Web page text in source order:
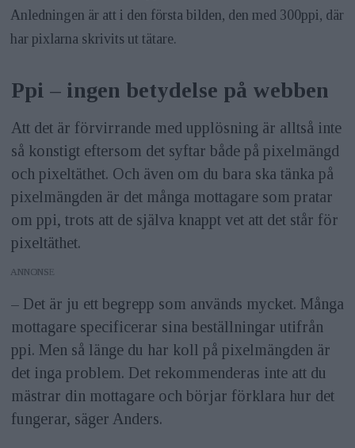
Anledningen är att i den första bilden, den med 300ppi, där
har pixlarna skrivits ut tätare.
Ppi – ingen betydelse på webben
Att det är förvirrande med upplösning är alltså inte
så konstigt eftersom det syftar både på pixelmängd
och pixeltäthet. Och även om du bara ska tänka på
pixelmängden är det många mottagare som pratar
om ppi, trots att de själva knappt vet att det står för
pixeltäthet.
ANNONS
– Det är ju ett begrepp som används mycket. Många
mottagare specificerar sina beställningar utifrån
ppi. Men så länge du har koll på pixelmängden är
det inga problem. Det rekommenderas inte att du
mästrar din mottagare och börjar förklara hur det
fungerar, säger Anders.